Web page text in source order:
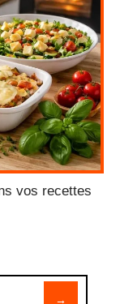
vos recettes